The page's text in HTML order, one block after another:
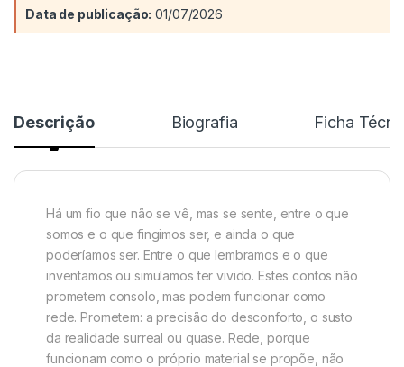
Data de publicação: 01/07/2026
Descrição Biografia Ficha
Há um fio que não se vê, mas se sente, entre o que
somos e o que fingimos ser, e ainda o que
poderíamos ser. Entre o que lembramos e o que
inventamos ou simulamos ter vivido. Estes contos não
prometem consolo, mas podem funcionar como
rede. Prometem: a precisão do desconforto, o susto
da realidade surreal ou quase. Rede, porque
funcionam como o próprio material se propõe, não